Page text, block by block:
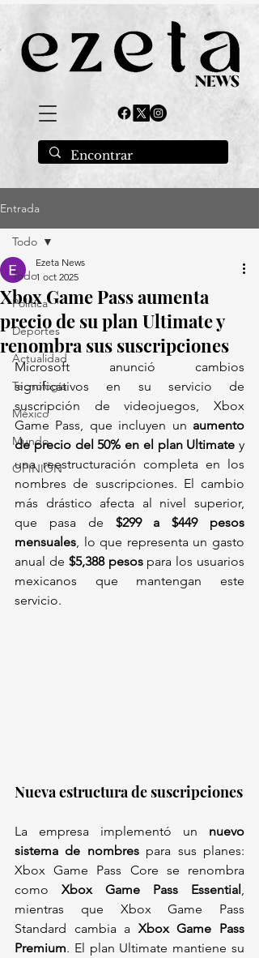
Entrada
Todo
Política
Deportes
Actualidad
Tecnología
México
Mundo
OPINIÓN
Todo
Xbox Game Pass aumenta
precio de su plan Ultimate y
renombra sus suscripciones
Ezeta News
1 oct 2025
Microsoft anunció cambios
significativos en su servicio de
suscripción de videojuegos, Xbox
Game Pass, que incluyen un aumento
de precio del 50% en el plan Ultimate y
una reestructuración completa en los
nombres de suscripciones. El cambio
más drástico afecta al nivel superior,
que pasa de $299 a $449 pesos
mensuales, lo que representa un gasto
anual de $5,388 pesos para los usuarios
mexicanos que mantengan este
servicio.
Nueva estructura de suscripciones
La empresa implementó un nuevo
sistema de nombres para sus planes:
Xbox Game Pass Core se renombra
como Xbox Game Pass Essential
mientras que Xbox Game Pass
Standard cambia a Xbox Game Pass
Premium. El plan Ultimate mantiene su